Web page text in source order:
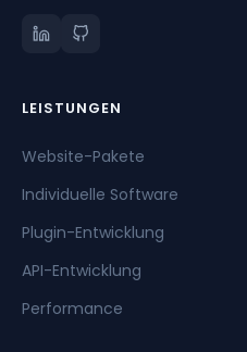
LEISTUNGEN
Website-Pakete
Individuelle Software
Plugin-Entwicklung
API-Entwicklung
Performance